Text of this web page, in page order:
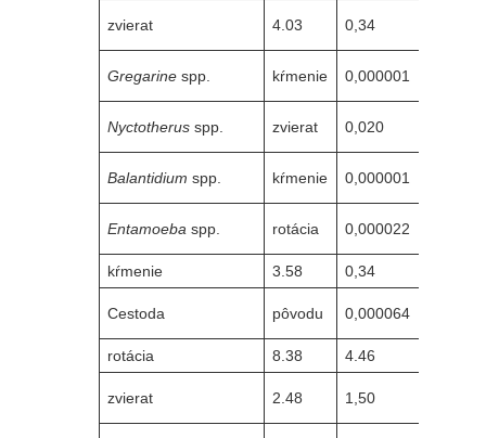
zvierat 4.03 0,34
Gregarinespp. kŕmenie 0,000001
Nyctotherusspp. zvierat 0,020
Balantidium spp. kŕmenie 0,000001
Entamoeba spp. rotácia 0,000022
kŕmenie 3.58 0,34
Cestoda pôvodu 0,000064
rotácia 8.38 4.46
zvierat 2.48 1,50